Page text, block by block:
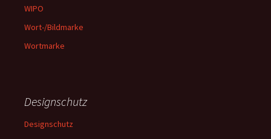
WIPO
Wort-/Bildmarke
Wortmarke
Designschutz
Designschutz